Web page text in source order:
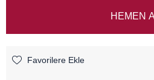
Favorilere Ekle